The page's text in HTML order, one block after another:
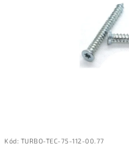
Kód: TURBO-TEC-75-112-00.77